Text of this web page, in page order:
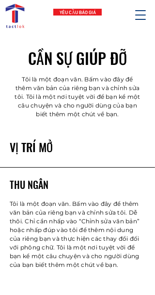
YÊU CẦU BÁO GIÁ
CẦN SỰ GIÚP ĐỠ
Tôi là một đoạn văn. Bấm vào đây để
thêm văn bản của riêng bạn và chỉnh sửa
tôi. Tôi là một nơi tuyệt vời để bạn kể một
câu chuyện và cho người dùng của bạn
biết thêm một chút về bạn.
VỊ TRÍ MỞ
THU NGÂN
Tôi là một đoạn văn. Bấm vào đây để thêm
văn bản của riêng bạn và chỉnh sửa tôi. Dễ
thôi. Chỉ cần nhấp vào “Chỉnh sửa văn bản”
hoặc nhấp đúp vào tôi để thêm nội dung
của riêng bạn và thực hiện các thay đổi đối
với phông chữ. Tôi là một nơi tuyệt vời để
bạn kể một câu chuyện và cho người dùng
của bạn biết thêm một chút về bạn.